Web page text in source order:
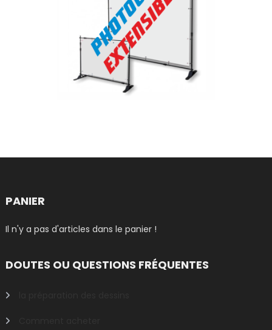
PANIER
Il n'y a pas d'articles dans le panier !
DOUTES OU QUESTIONS FRÉQUENTES